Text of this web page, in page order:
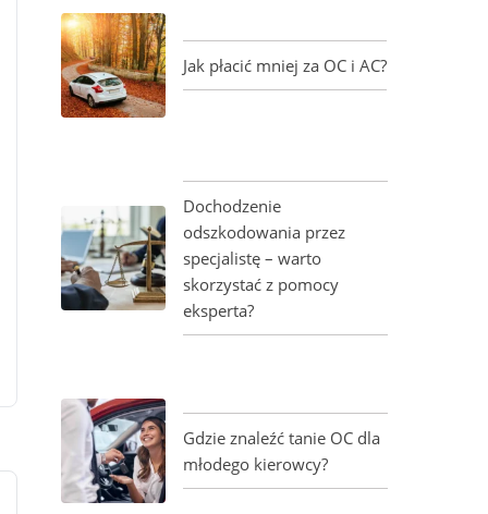
Jak płacić mniej za OC i AC?
Dochodzenie
odszkodowania przez
specjalistę – warto
skorzystać z pomocy
eksperta?
Gdzie znaleźć tanie OC dla
młodego kierowcy?